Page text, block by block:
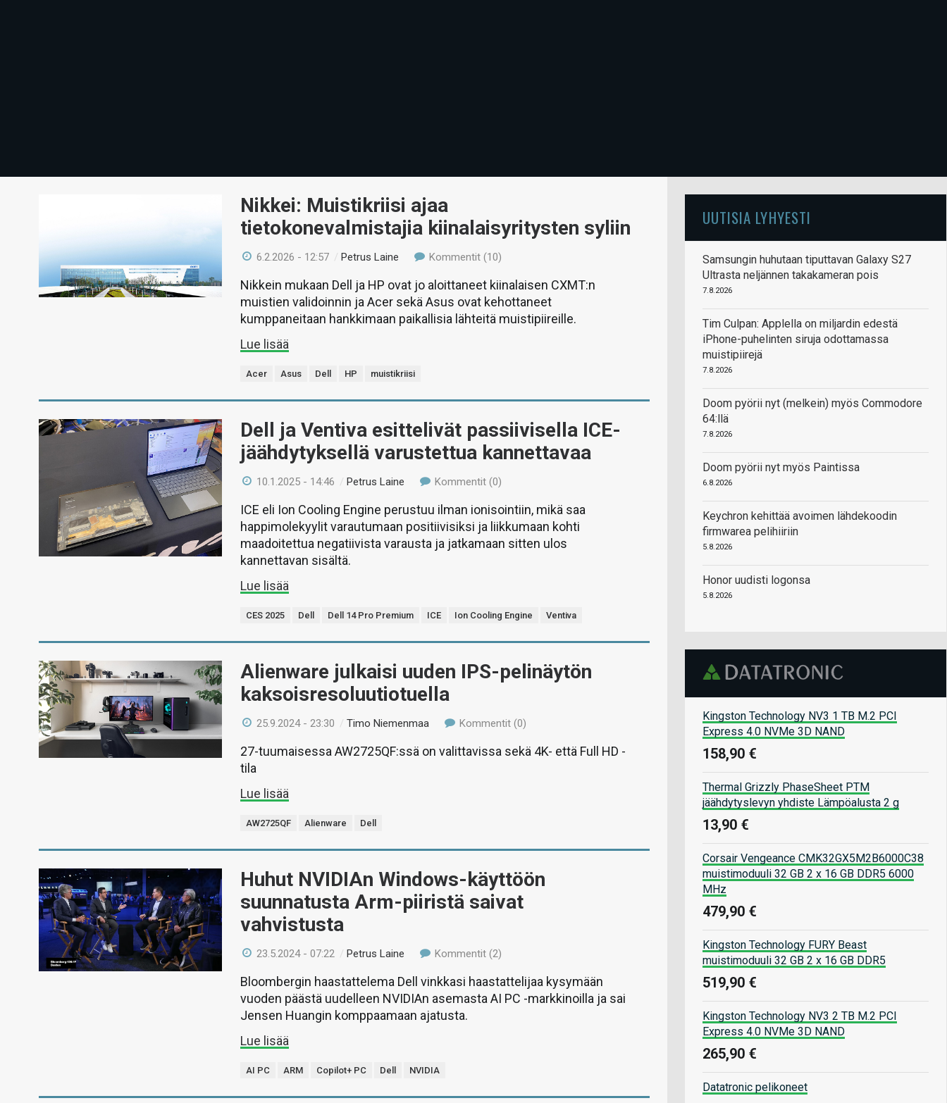
Nikkei: Muistikriisi ajaa
tietokonevalmistajia kiinalaisyritysten syliin
6.2.2026 - 12:57 /Petrus Laine Kommentit (10)
Nikkein mukaan Dell ja HP ovat jo aloittaneet kiinalaisen CXMT:n
muistien validoinnin ja Acer sekä Asus ovat kehottaneet
kumppaneitaan hankkimaan paikallisia lähteitä muistipiireille.
Lue lisää
Acer Asus Dell HP muistikriisi
Dell ja Ventiva esittelivät passiivisella ICE-
jäähdytyksellä varustettua kannettavaa
10.1.2025 - 14:46 /Petrus Laine Kommentit (0)
ICE eli Ion Cooling Engine perustuu ilman ionisointiin, mikä saa
happimolekyylit varautumaan positiivisiksi ja liikkumaan kohti
maadoitettua negatiivista varausta ja jatkamaan sitten ulos
kannettavan sisältä.
Lue lisää
CES 2025 Dell Dell 14 Pro Premium ICE Ion Cooling Engine Ventiva
Alienware julkaisi uuden IPS-pelinäytön
kaksoisresoluutiotuella
25.9.2024 - 23:30 /Timo Niemenmaa Kommentit (0)
27-tuumaisessa AW2725QF:ssä on valittavissa sekä 4K- että Full HD -
tila
Lue lisää
AW2725QF Alienware Dell
Huhut NVIDIAn Windows-käyttöön
suunnatusta Arm-piiristä saivat
vahvistusta
23.5.2024 - 07:22 /Petrus Laine Kommentit (2)
Bloombergin haastattelema Dell vinkkasi haastattelijaa kysymään
vuoden päästä uudelleen NVIDIAn asemasta AI PC -markkinoilla ja sai
Jensen Huangin komppaamaan ajatusta.
Lue lisää
AI PC ARM Copilot+ PC Dell NVIDIA
UUTISIA LYHYESTI
Samsungin huhutaan tiputtavan Galaxy S27
Ultrasta neljännen takakameran pois
7.8.2026
Tim Culpan: Applella on miljardin edestä
iPhone-puhelinten siruja odottamassa
muistipiirejä
7.8.2026
Doom pyörii nyt (melkein) myös Commodore
64:llä
7.8.2026
Doom pyörii nyt myös Paintissa
6.8.2026
Keychron kehittää avoimen lähdekoodin
firmwarea pelihiiriin
5.8.2026
Honor uudisti logonsa
5.8.2026
Kingston Technology NV3 1 TB M.2 PCI
Express 4.0 NVMe 3D NAND
158,90 €
Thermal Grizzly PhaseSheet PTM
jäähdytyslevyn yhdiste Lämpöalusta 2 g
13,90 €
Corsair Vengeance CMK32GX5M2B6000C38
muistimoduuli 32 GB 2 x 16 GB DDR5 6000
MHz
479,90 €
Kingston Technology FURY Beast
muistimoduuli 32 GB 2 x 16 GB DDR5
519,90 €
Kingston Technology NV3 2 TB M.2 PCI
Express 4.0 NVMe 3D NAND
265,90 €
Datatronic pelikoneet